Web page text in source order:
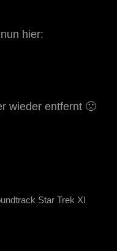
hier:
wieder entfernt 🙁
Star Trek XI